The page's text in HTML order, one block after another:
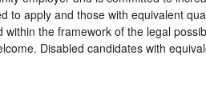
to apply and those with equivalent
the framework of the legal
Disabled candidates with